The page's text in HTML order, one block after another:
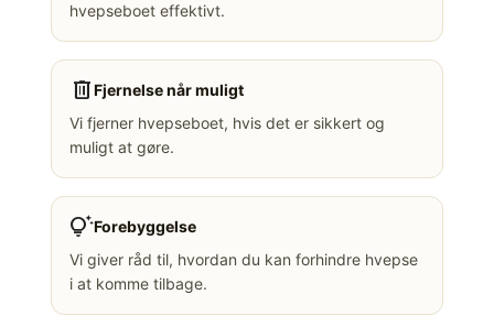
hvepseboet effektivt.
deleteFjernelse når muligt
Vi fjerner hvepseboet, hvis det er sikkert og
muligt at gøre.
tips_and_updatesForebyggelse
Vi giver råd til, hvordan du kan forhindre hvepse
i at komme tilbage.